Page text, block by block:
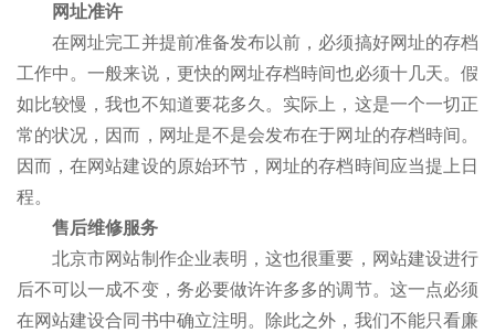
网址准许
在网址完工并提前准备发布以前，必须搞好网址的存档
工作中。一般来说，更快的网址存档時间也必须十几天。假
如比较慢，我也不知道要花多久。实际上，这是一个一切正
常的状况，因而，网址是不是会发布在于网址的存档時间。
因而，在网站建设的原始环节，网址的存档時间应当提上日
程。
售后维修服务
北京市网站制作企业表明，这也很重要，网站建设进行
后不可以一成不变，务必要做许许多多的调节。这一点必须
在网站建设合同书中确立注明。除此之外，我们不能只看廉